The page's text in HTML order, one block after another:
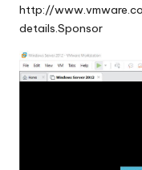
http://
details.Sponsor